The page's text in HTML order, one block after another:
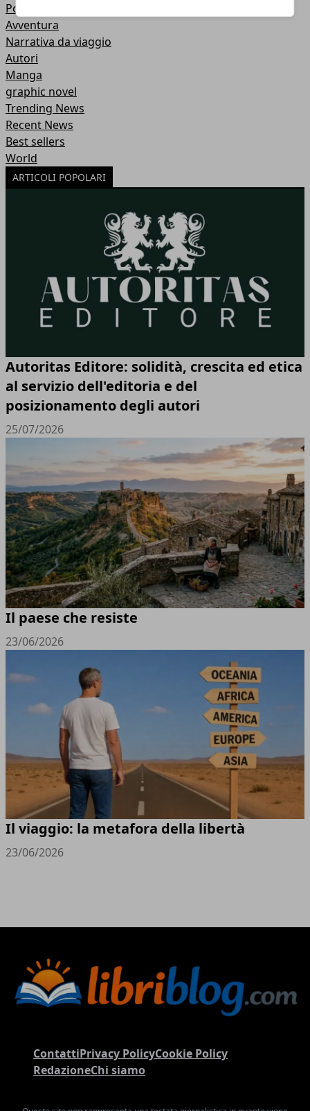
Poesie
Avventura
Narrativa da viaggio
Autori
Manga
graphic novel
Trending News
Recent News
Best sellers
World
ARTICOLI POPOLARI
Autoritas Editore: solidità, crescita ed etica
al servizio dell'editoria e del
posizionamento degli autori
25/07/2026
Il paese che resiste
23/06/2026
Il viaggio: la metafora della libertà
23/06/2026
ContattiPrivacy PolicyCookie Policy
RedazioneChi siamo